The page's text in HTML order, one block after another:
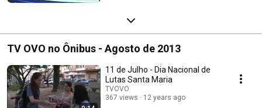
TV OVO no Ônibus - Agosto de 2013
11 de Julho - Dia Nacional de
Lutas Santa Maria
TVOVO
367 views
12 years ago